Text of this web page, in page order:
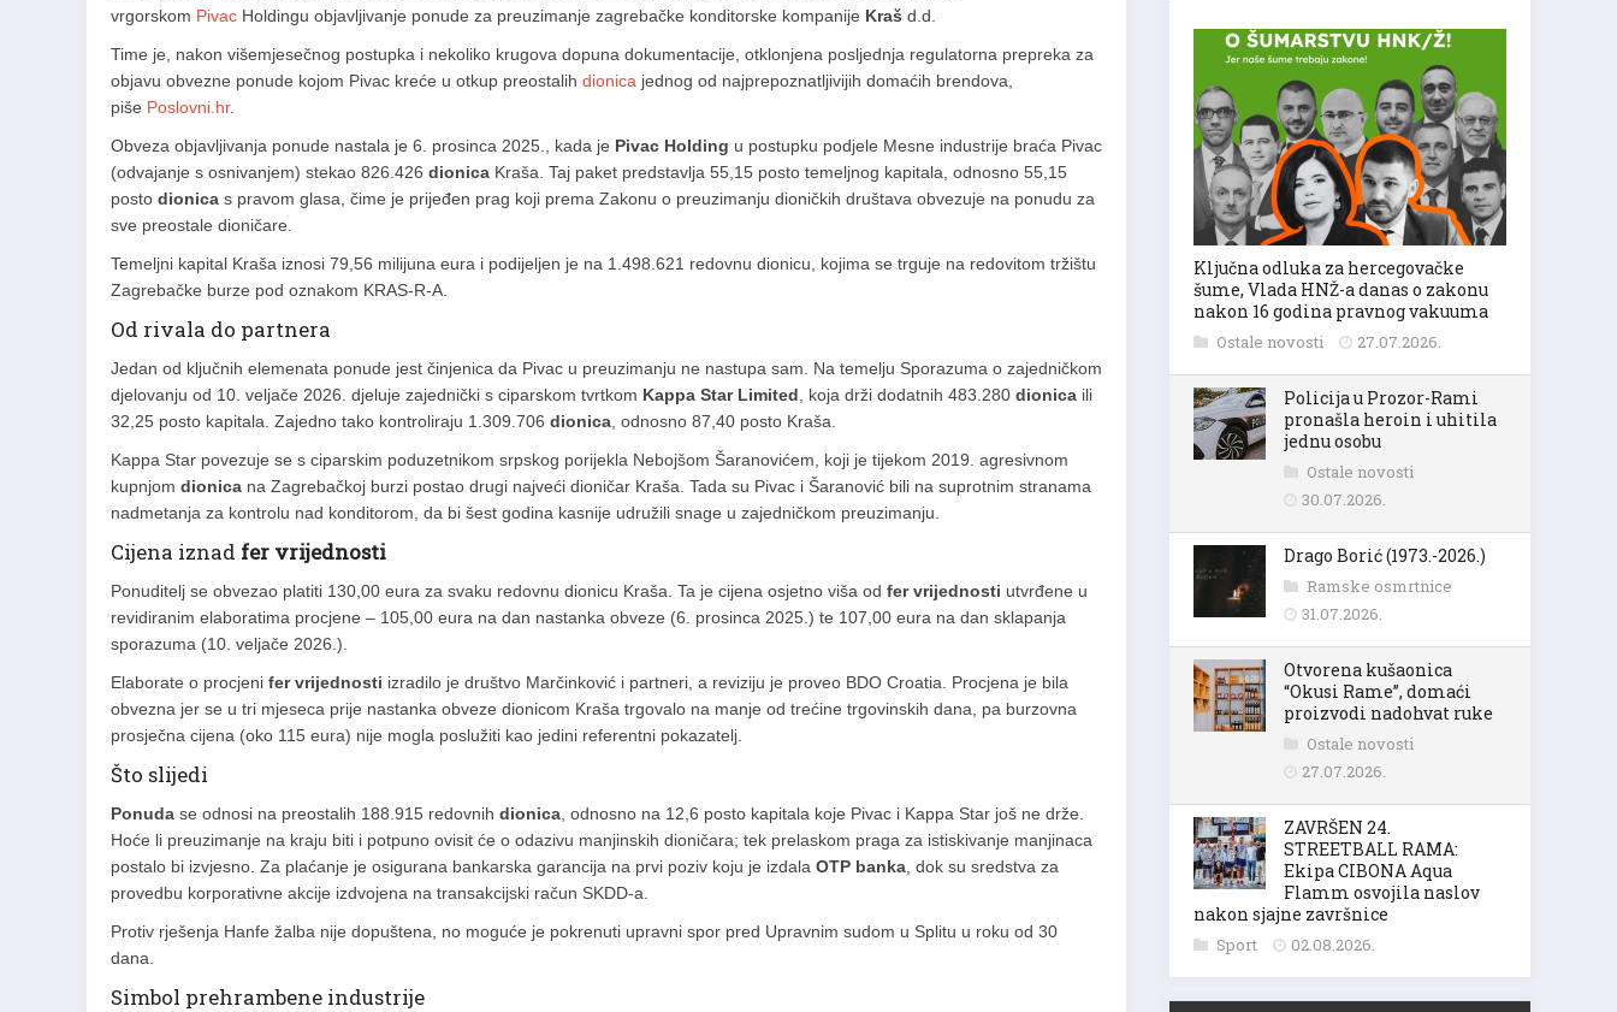
vrgorskom Pivac Holdingu objavljivanje ponude za preuzimanje zagrebačke konditorske kompanije Kraš d.d.
Time je, nakon višemjesečnog postupka i nekoliko krugova dopuna dokumentacije, otklonjena posljednja regulatorna prepreka za
objavu obvezne ponude kojom Pivac kreće u otkup preostalih dionica jednog od najprepoznatljivijih domaćih brendova,
piše Poslovni.hr.
Obveza objavljivanja ponude nastala je 6. prosinca 2025., kada je Pivac Holding u postupku podjele Mesne industrije braća Pivac
(odvajanje s osnivanjem) stekao 826.426 dionica Kraša. Taj paket predstavlja 55,15 posto temeljnog kapitala, odnosno 55,15
posto dionica s pravom glasa, čime je prijeđen prag koji prema Zakonu o preuzimanju dioničkih društava obvezuje na ponudu za
sve preostale dioničare.
Temeljni kapital Kraša iznosi 79,56 milijuna eura i podijeljen je na 1.498.621 redovnu dionicu, kojima se trguje na redovitom tržištu
Zagrebačke burze pod oznakom KRAS-R-A.
Od rivala do partnera
Jedan od ključnih elemenata ponude jest činjenica da Pivac u preuzimanju ne nastupa sam. Na temelju Sporazuma o zajedničkom
djelovanju od 10. veljače 2026. djeluje zajednički s ciparskom tvrtkom Kappa Star Limited , koja drži dodatnih 483.280 dionica ili
32,25 posto kapitala. Zajedno tako kontroliraju 1.309.706 dionica , odnosno 87,40 posto Kraša.
Kappa Star povezuje se s ciparskim poduzetnikom srpskog porijekla Nebojšom Šaranovićem, koji je tijekom 2019. agresivnom
kupnjom dionica na Zagrebačkoj burzi postao drugi najveći dioničar Kraša. Tada su Pivac i Šaranović bili na suprotnim stranama
nadmetanja za kontrolu nad konditorom, da bi šest godina kasnije udružili snage u zajedničkom preuzimanju.
Cijena iznad fer vrijednosti
Ponuditelj se obvezao platiti 130,00 eura za svaku redovnu dionicu Kraša. Ta je cijena osjetno viša od fer vrijednosti utvrđene u
revidiranim elaboratima procjene – 105,00 eura na dan nastanka obveze (6. prosinca 2025.) te 107,00 eura na dan sklapanja
sporazuma (10. veljače 2026.).
Elaborate o procjeni fer vrijednosti izradilo je društvo Marčinković i partneri, a reviziju je proveo BDO Croatia. Procjena je bila
obvezna jer se u tri mjeseca prije nastanka obveze dionicom Kraša trgovalo na manje od trećine trgovinskih dana, pa burzovna
prosječna cijena (oko 115 eura) nije mogla poslužiti kao jedini referentni pokazatelj.
Što slijedi
Ponuda se odnosi na preostalih 188.915 redovnih dionica , odnosno na 12,6 posto kapitala koje Pivac i Kappa Star još ne drže.
Hoće li preuzimanje na kraju biti i potpuno ovisit će o odazivu manjinskih dioničara; tek prelaskom praga za istiskivanje manjinaca
postalo bi izvjesno. Za plaćanje je osigurana bankarska garancija na prvi poziv koju je izdala OTP banka , dok su sredstva za
provedbu korporativne akcije izdvojena na transakcijski račun SKDD-a.
Protiv rješenja Hanfe žalba nije dopuštena, no moguće je pokrenuti upravni spor pred Upravnim sudom u Splitu u roku od 30
dana.
Simbol prehrambene industrije
Ključna odluka za hercegovačke
šume, Vlada HNŽ-a danas o zakonu
nakon 16 godina pravnog vakuuma
Ostale novosti 27.07.2026.
Policija u Prozor-Rami
pronašla heroin i uhitila
jednu osobu
Ostale novosti
30.07.2026.
Drago Borić (1973.-2026.)
Ramske osmrtnice
31.07.2026.
Otvorena kušaonica
“Okusi Rame”, domaći
proizvodi nadohvat ruke
Ostale novosti
27.07.2026.
ZAVRŠEN 24.
STREETBALL RAMA:
Ekipa CIBONA Aqua
Flamm osvojila naslov
nakon sjajne završnice
Sport 02.08.2026.